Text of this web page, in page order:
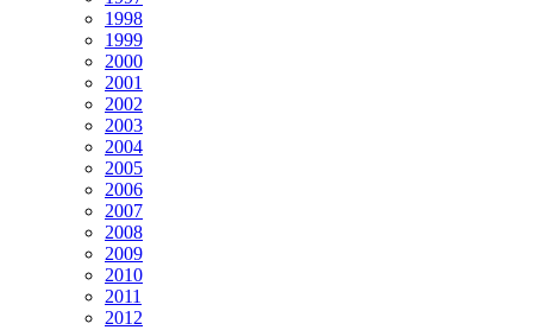
1998
1999
2000
2001
2002
2003
2004
2005
2006
2007
2008
2009
2010
2011
2012